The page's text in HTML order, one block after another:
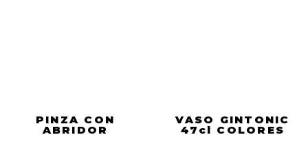
PINZA CON
ABRIDOR
VASO GINTONIC
47cl COLORES